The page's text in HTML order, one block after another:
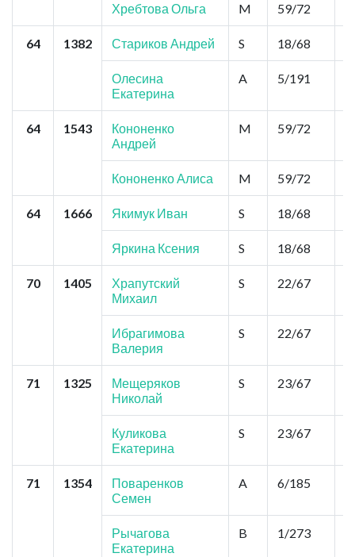
Хребтова Ольга M 59/72
64 1382 Стариков Андрей S 18/68
Олесина
Екатерина
A 5/191
64 1543
Кононенко
Андрей
M 59/72
Кононенко Алиса M 59/72
64 1666 Якимук Иван S 18/68
Яркина Ксения S 18/68
70 1405
Храпутский
Михаил
S 22/67
Ибрагимова
Валерия
S 22/67
71 1325
Мещеряков
Николай
S 23/67
Куликова
Екатерина
S 23/67
71 1354
Поваренков
Семен
A 6/185
Рычагова
Екатерина
B 1/273